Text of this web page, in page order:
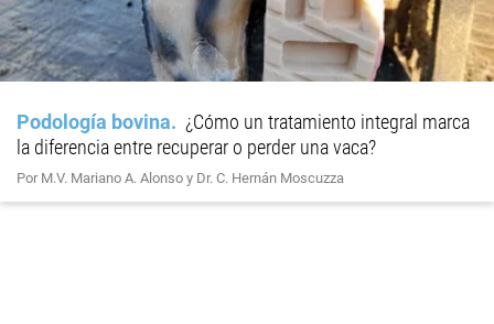
Podología bovina
¿Cómo un tratamiento integral marca
la diferencia entre recuperar o perder una vaca?
Por M.V. Mariano A. Alonso y Dr. C. Hernán Moscuzza